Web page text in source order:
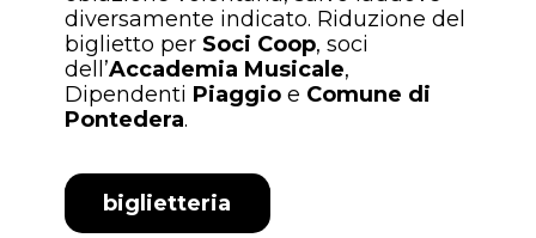
diversamente indicato. Riduzione del
biglietto per Soci Coop, soci
dell’Accademia Musicale,
Dipendenti Piaggio e Comune di
Pontedera.
biglietteria